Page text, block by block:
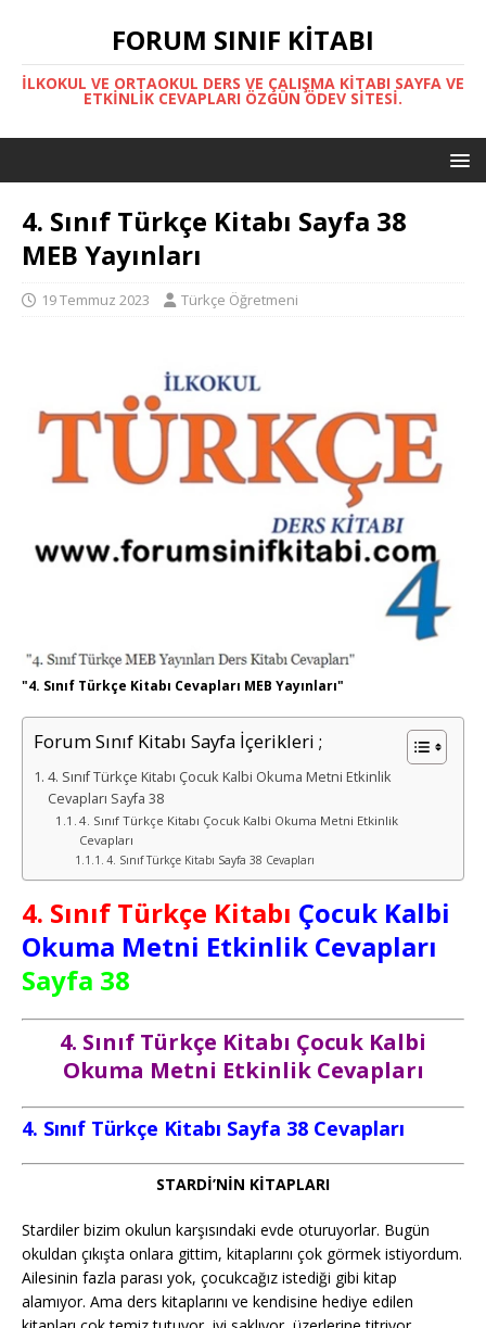
FORUM SINIF KITABI
İLKOKUL VE ORTAOKUL DERS VE ÇALIŞMA KITABI SAYFA VE
ETKINLIK CEVAPLARI ÖZGÜN ÖDEV SITESI.
4. Sınıf Türkçe Kitabı Sayfa 38
MEB Yayınları
19 Temmuz 2023 Türkçe Öğretmeni
"4. Sınıf Türkçe Kitabı Cevapları MEB Yayınları"
Forum Sınıf Kitabı Sayfa İçerikleri ;
4. Sınıf Türkçe Kitabı Çocuk Kalbi Okuma Metni Etkinlik
Cevapları Sayfa 38
4. Sınıf Türkçe Kitabı Çocuk Kalbi Okuma Metni Etkinlik
Cevapları
4. Sınıf Türkçe Kitabı Sayfa 38 Cevapları
4. Sınıf Türkçe Kitabı Çocuk Kalbi
Okuma Metni Etkinlik Cevapları
Sayfa 38
4. Sınıf Türkçe Kitabı Çocuk Kalbi
Okuma Metni Etkinlik Cevapları
4. Sınıf Türkçe Kitabı Sayfa 38 Cevapları
STARDİ’NİN KİTAPLARI
Stardiler bizim okulun karşısındaki evde oturuyorlar. Bugün
okuldan çıkışta onlara gittim, kitaplarını çok görmek istiyordum.
Ailesinin fazla parası yok, çocukcağız istediği gibi kitap
alamıyor. Ama ders kitaplarını ve kendisine hediye edilen